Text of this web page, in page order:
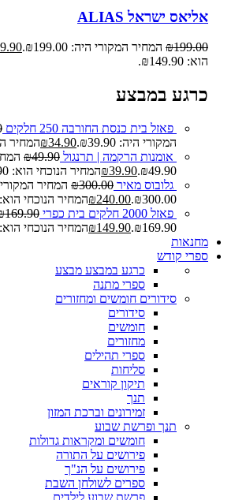
אליאס ישראל ALIAS
₪199.00 המחיר המקורי היה: ₪199.00.
הוא: ₪149.90.
כרגע במבצע
פאזל בית כנסת החורבה 250 חלקים
המקורי היה: ₪39.90.
₪34.90
המחיר
אומנות הרקמה | תרנגול
₪49.90
₪49.90.
₪39.90
המחיר הנוכחי הוא: ₪39.90.
גלובוס מאיר
₪300.00
המחיר
₪300.00.
₪240.00
המחיר הנוכחי הוא: ₪240.00.
פאזל 2000 חלקים בית כפרי
169.90
₪169.90.
₪149.90
המחיר הנוכחי הוא: ₪149.90.
מחנאות
ספרי קודש
כרגע במבצע מבצע
ספרי מתנה
סידורים חומשים ומחזורים
סידורים
חומשים
מחזורים
ספרי תהילים
סליחות
תיקון קוראים
תנך
זמירונים וברכת המזון
תנך ופרשת שבוע
חומשים ומקראות גדולות
פירושים על התורה
פירושים על הנ"ך
ספרים לשולחן השבת